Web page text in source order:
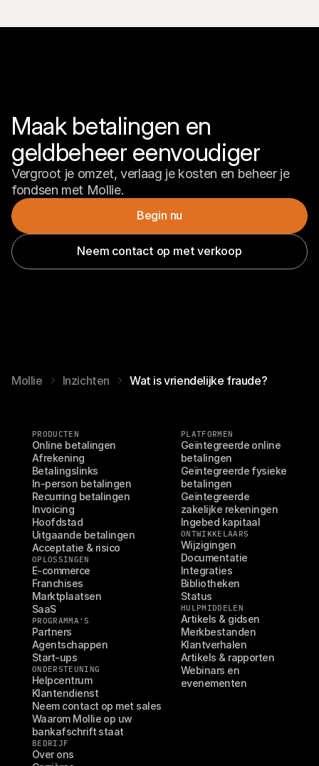
Maak betalingen en
geldbeheer eenvoudiger
Vergroot je omzet, verlaag je kosten en beheer je
fondsen met Mollie.
Begin nu
Neem contact op met verkoop
Mollie Inzichten Wat is vriendelijke fraude?
PRODUCTEN
Online betalingen
Afrekening
Betalingslinks
In-person betalingen
Recurring betalingen
Invoicing
Hoofdstad
Uitgaande betalingen
Acceptatie & risico
OPLOSSINGEN
E-commerce
Franchises
Marktplaatsen
SaaS
PROGRAMMA'S
Partners
Agentschappen
Start-ups
ONDERSTEUNING
Helpcentrum
Klantendienst
Neem contact op met sales
Waarom Mollie op uw
bankafschrift staat
BEDRIJF
Over ons
PLATFORMEN
Geïntegreerde online
betalingen
Geïntegreerde fysieke
betalingen
Geïntegreerde
zakelijke rekeningen
Ingebed kapitaal
ONTWIKKELAARS
Wijzigingen
Documentatie
Integraties
Bibliotheken
Status
HULPMIDDELEN
Artikels & gidsen
Merkbestanden
Klantverhalen
Artikels & rapporten
Webinars en
evenementen